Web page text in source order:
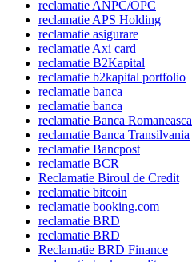
reclamatie ANPC/OPC
reclamatie APS Holding
reclamatie asigurare
reclamatie Axi card
reclamatie B2Kapital
reclamatie b2kapital portfolio
reclamatie banca
reclamatie banca
reclamatie Banca Romaneasca
reclamatie Banca Transilvania
reclamatie Bancpost
reclamatie BCR
Reclamatie Biroul de Credit
reclamatie bitcoin
reclamatie booking.com
reclamatie BRD
reclamatie BRD
Reclamatie BRD Finance